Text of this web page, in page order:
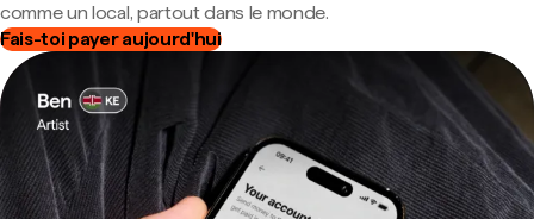
comme un local, partout dans le monde.
Fais-toi payer aujourd'hui